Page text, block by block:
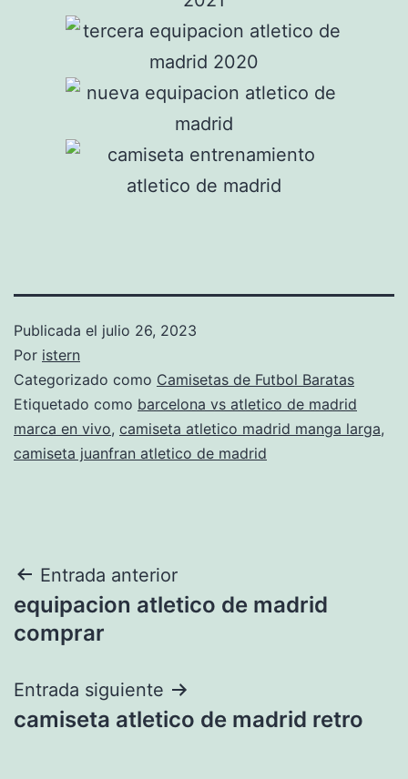
Publicada el julio 26, 2023
Por istern
Categorizado como Camisetas de Futbol Baratas
Etiquetado como barcelona vs atletico de madrid
marca en vivo, camiseta atletico madrid manga larga,
camiseta juanfran atletico de madrid
Navegación
de
Entrada anterior
equipacion atletico de madrid
comprar
Entrada siguiente
camiseta atletico de madrid retro